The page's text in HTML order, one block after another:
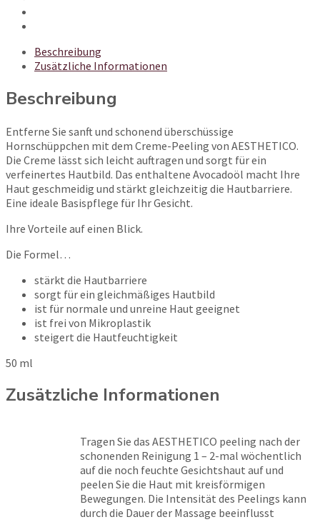
Beschreibung
Zusätzliche Informationen
Beschreibung
Entferne Sie sanft und schonend überschüssige
Hornschüppchen mit dem Creme-Peeling von AESTHETICO.
Die Creme lässt sich leicht auftragen und sorgt für ein
verfeinertes Hautbild. Das enthaltene Avocadoöl macht Ihre
Haut geschmeidig und stärkt gleichzeitig die Hautbarriere.
Eine ideale Basispflege für Ihr Gesicht.
Ihre Vorteile auf einen Blick.
Die Formel…
stärkt die Hautbarriere
sorgt für ein gleichmäßiges Hautbild
ist für normale und unreine Haut geeignet
ist frei von Mikroplastik
steigert die Hautfeuchtigkeit
50 ml
Zusätzliche Informationen
Tragen Sie das AESTHETICO peeling nach der
schonenden Reinigung 1 – 2-mal wöchentlich
auf die noch feuchte Gesichtshaut auf und
peelen Sie die Haut mit kreisförmigen
Bewegungen. Die Intensität des Peelings kann
durch die Dauer der Massage beeinflusst